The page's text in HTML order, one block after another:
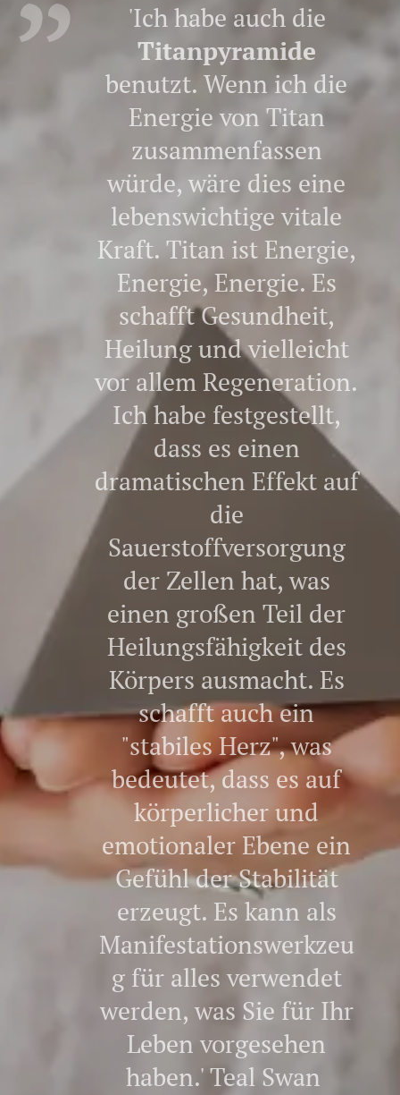
'Ich habe auch die
Titanpyramide
benutzt. Wenn ich die
Energie von Titan
zusammenfassen
würde, wäre dies eine
lebenswichtige vitale
Kraft. Titan ist Energie,
Energie, Energie. Es
schafft Gesundheit,
Heilung und vielleicht
vor allem Regeneration.
Ich habe festgestellt,
dass es einen
dramatischen Effekt auf
die
Sauerstoffversorgung
der Zellen hat, was
einen großen Teil der
Heilungsfähigkeit des
Körpers ausmacht. Es
schafft auch ein
"stabiles Herz", was
bedeutet, dass es auf
körperlicher und
emotionaler Ebene ein
Gefühl der Stabilität
erzeugt. Es kann als
Manifestationswerkzeu
g für alles verwendet
werden, was Sie für Ihr
Leben vorgesehen
haben.' Teal Swan